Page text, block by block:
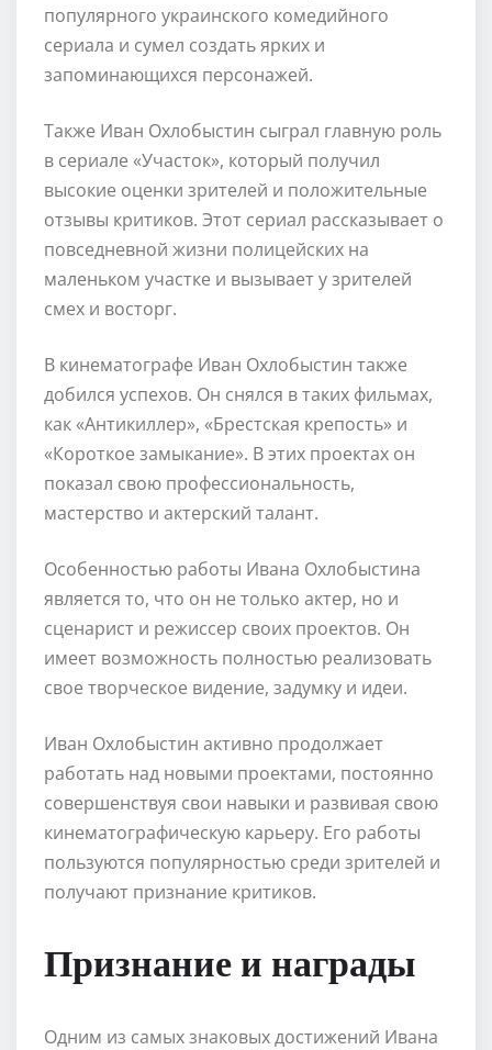
популярного украинского комедийного
сериала и сумел создать ярких и
запоминающихся персонажей.
Также Иван Охлобыстин сыграл главную роль
в сериале «Участок», который получил
высокие оценки зрителей и положительные
отзывы критиков. Этот сериал рассказывает о
повседневной жизни полицейских на
маленьком участке и вызывает у зрителей
смех и восторг.
В кинематографе Иван Охлобыстин также
добился успехов. Он снялся в таких фильмах,
как «Антикиллер», «Брестская крепость» и
«Короткое замыкание». В этих проектах он
показал свою профессиональность,
мастерство и актерский талант.
Особенностью работы Ивана Охлобыстина
является то, что он не только актер, но и
сценарист и режиссер своих проектов. Он
имеет возможность полностью реализовать
свое творческое видение, задумку и идеи.
Иван Охлобыстин активно продолжает
работать над новыми проектами, постоянно
совершенствуя свои навыки и развивая свою
кинематографическую карьеру. Его работы
пользуются популярностью среди зрителей и
получают признание критиков.
Признание и награды
Одним из самых знаковых достижений Ивана